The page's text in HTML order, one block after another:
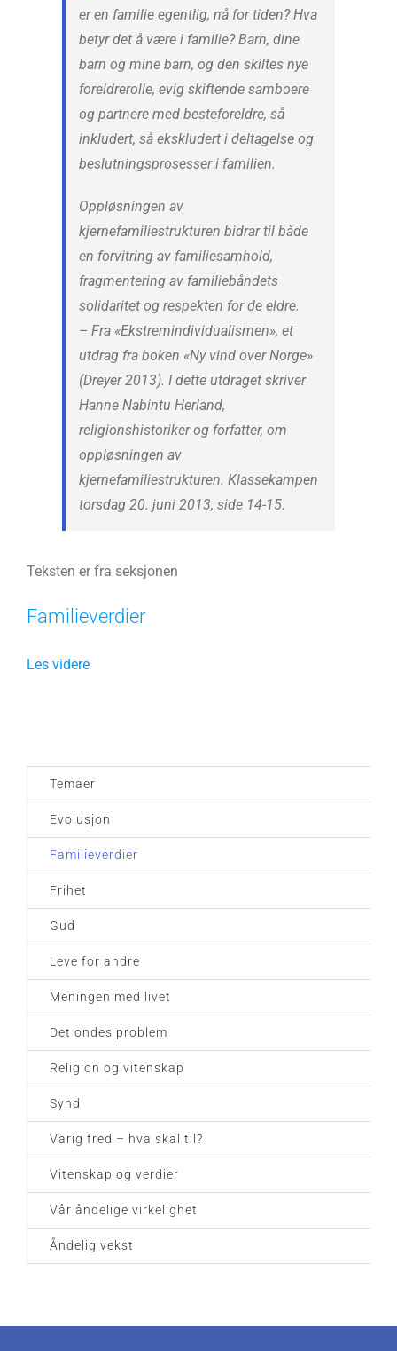
er en familie egentlig, nå for tiden? Hva
betyr det å være i familie? Barn, dine
barn og mine barn, og den skiltes nye
foreldrerolle, evig skiftende samboere
og partnere med besteforeldre, så
inkludert, så ekskludert i deltagelse og
beslutningsprosesser i familien.
Oppløsningen av
kjernefamiliestrukturen bidrar til både
en forvitring av familiesamhold,
fragmentering av familiebåndets
solidaritet og respekten for de eldre.
– Fra «Ekstremindividualismen», et
utdrag fra boken «Ny vind over Norge»
(Dreyer 2013). I dette utdraget skriver
Hanne Nabintu Herland,
religionshistoriker og forfatter, om
oppløsningen av
kjernefamiliestrukturen. Klassekampen
torsdag 20. juni 2013, side 14-15.
Teksten er fra seksjonen
Familieverdier
Les videre
Temaer
Evolusjon
Familieverdier
Frihet
Gud
Leve for andre
Meningen med livet
Det ondes problem
Religion og vitenskap
Synd
Varig fred – hva skal til?
Vitenskap og verdier
Vår åndelige virkelighet
Åndelig vekst